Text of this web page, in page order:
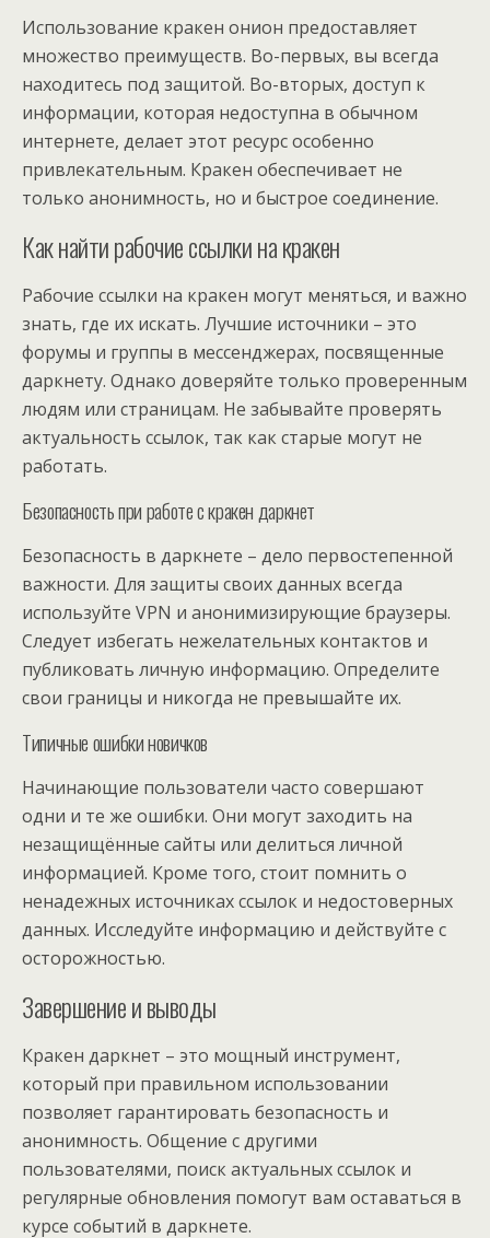
Использование кракен онион предоставляет
множество преимуществ. Во-первых, вы всегда
находитесь под защитой. Во-вторых, доступ к
информации, которая недоступна в обычном
интернете, делает этот ресурс особенно
привлекательным. Кракен обеспечивает не
только анонимность, но и быстрое соединение.
Как найти рабочие ссылки на кракен
Рабочие ссылки на кракен могут меняться, и важно
знать, где их искать. Лучшие источники – это
форумы и группы в мессенджерах, посвященные
даркнету. Однако доверяйте только проверенным
людям или страницам. Не забывайте проверять
актуальность ссылок, так как старые могут не
работать.
Безопасность при работе с кракен даркнет
Безопасность в даркнете – дело первостепенной
важности. Для защиты своих данных всегда
используйте VPN и анонимизирующие браузеры.
Следует избегать нежелательных контактов и
публиковать личную информацию. Определите
свои границы и никогда не превышайте их.
Типичные ошибки новичков
Начинающие пользователи часто совершают
одни и те же ошибки. Они могут заходить на
незащищённые сайты или делиться личной
информацией. Кроме того, стоит помнить о
ненадежных источниках ссылок и недостоверных
данных. Исследуйте информацию и действуйте с
осторожностью.
Завершение и выводы
Кракен даркнет – это мощный инструмент,
который при правильном использовании
позволяет гарантировать безопасность и
анонимность. Общение с другими
пользователями, поиск актуальных ссылок и
регулярные обновления помогут вам оставаться в
курсе событий в даркнете.